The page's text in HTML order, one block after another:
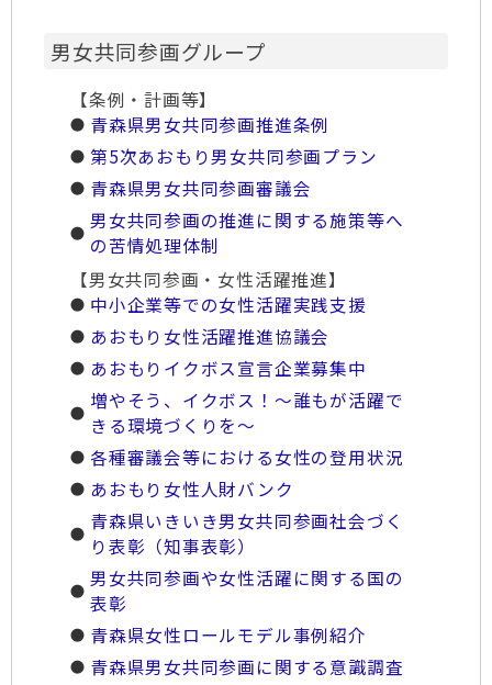
男女共同参画グループ
【条例・計画等】
青森県男女共同参画推進条例
第5次あおもり男女共同参画プラン
青森県男女共同参画審議会
男女共同参画の推進に関する施策等へ
の苦情処理体制
【男女共同参画・女性活躍推進】
中小企業等での女性活躍実践支援
あおもり女性活躍推進協議会
あおもりイクボス宣言企業募集中
増やそう、イクボス！～誰もが活躍で
きる環境づくりを～
各種審議会等における女性の登用状況
あおもり女性人財バンク
青森県いきいき男女共同参画社会づく
り表彰（知事表彰）
男女共同参画や女性活躍に関する国の
表彰
青森県女性ロールモデル事例紹介
青森県男女共同参画に関する意識調査